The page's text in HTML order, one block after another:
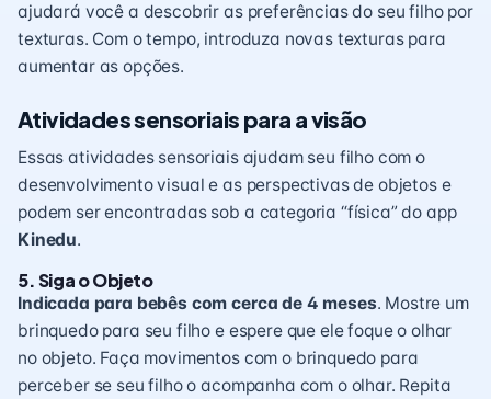
ajudará você a descobrir as preferências do seu filho por
texturas. Com o tempo, introduza novas texturas para
aumentar as opções.
Atividades sensoriais para a visão
Essas atividades sensoriais ajudam seu filho com o
desenvolvimento visual e as perspectivas de objetos e
podem ser encontradas sob a categoria “física” do app
Kinedu.
5. Siga o Objeto
Indicada para bebês com cerca de 4 meses. Mostre um
brinquedo para seu filho e espere que ele foque o olhar
no objeto. Faça movimentos com o brinquedo para
perceber se seu filho o acompanha com o olhar. Repita